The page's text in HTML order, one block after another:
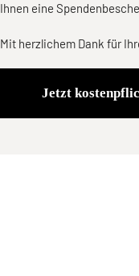
Ihnen eine
Mit herzlichem Dank für